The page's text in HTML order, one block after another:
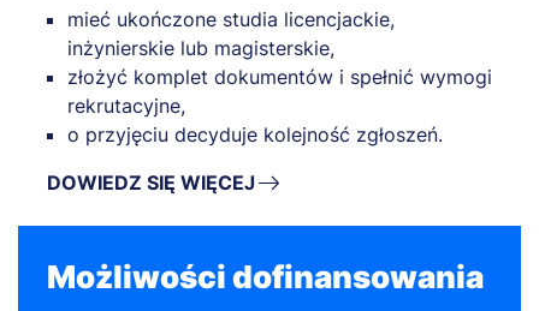
mieć ukończone studia licencjackie,
inżynierskie lub magisterskie,
złożyć komplet dokumentów i spełnić wymogi
rekrutacyjne,
o przyjęciu decyduje kolejność zgłoszeń.
DOWIEDZ SIĘ WIĘCEJ
Możliwości dofinansowania